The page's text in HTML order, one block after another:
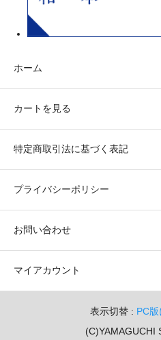
ホーム
カートを見る
特定商取引法に基づく表記
プライバシーポリシー
お問い合わせ
マイアカウント
表示切替 : PC
(C)YAMAGUCHI